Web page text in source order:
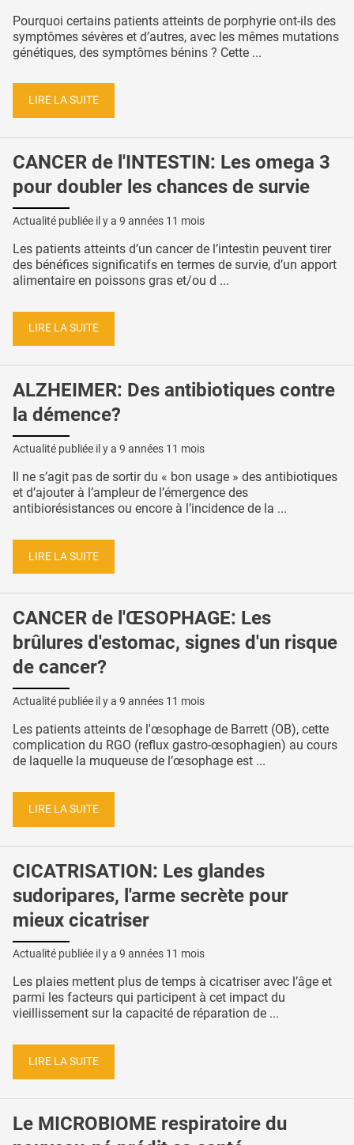
Pourquoi certains patients atteints de porphyrie ont-ils des
symptômes sévères et d’autres, avec les mêmes mutations
génétiques, des symptômes bénins ? Cette ...
LIRE LA SUITE
CANCER de l'INTESTIN: Les omega 3
pour doubler les chances de survie
Actualité publiée il y a 9 années 11 mois
Les patients atteints d’un cancer de l’intestin peuvent tirer
des bénéfices significatifs en termes de survie, d’un apport
alimentaire en poissons gras et/ou d ...
LIRE LA SUITE
ALZHEIMER: Des antibiotiques contre
la démence?
Actualité publiée il y a 9 années 11 mois
Il ne s’agit pas de sortir du « bon usage » des antibiotiques
et d’ajouter à l’ampleur de l’émergence des
antibiorésistances ou encore à l’incidence de la ...
LIRE LA SUITE
CANCER de l'ŒSOPHAGE: Les
brûlures d'estomac, signes d'un risque
de cancer?
Actualité publiée il y a 9 années 11 mois
Les patients atteints de l'œsophage de Barrett (OB), cette
complication du RGO (reflux gastro-œsophagien) au cours
de laquelle la muqueuse de l’œsophage est ...
LIRE LA SUITE
CICATRISATION: Les glandes
sudoripares, l'arme secrète pour
mieux cicatriser
Actualité publiée il y a 9 années 11 mois
Les plaies mettent plus de temps à cicatriser avec l’âge et
parmi les facteurs qui participent à cet impact du
vieillissement sur la capacité de réparation de ...
LIRE LA SUITE
Le MICROBIOME respiratoire du